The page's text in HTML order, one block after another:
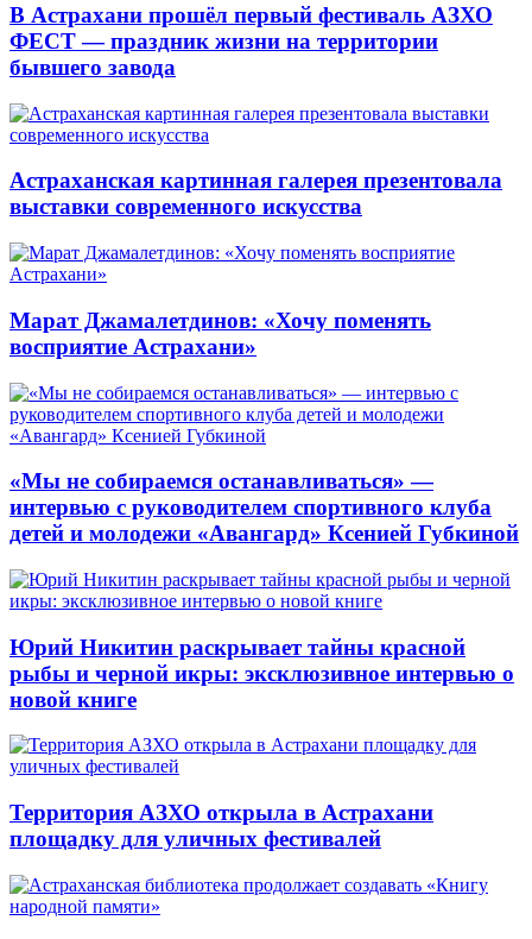
В Астрахани прошёл первый фестиваль АЗХО
ФЕСТ — праздник жизни на территории
бывшего завода
Астраханская картинная галерея презентовала
выставки современного искусства
Марат Джамалетдинов: «Хочу поменять
восприятие Астрахани»
«Мы не собираемся останавливаться» —
интервью с руководителем спортивного клуба
детей и молодежи «Авангард» Ксенией Губкиной
Юрий Никитин раскрывает тайны красной
рыбы и черной икры: эксклюзивное интервью о
новой книге
Территория АЗХО открыла в Астрахани
площадку для уличных фестивалей